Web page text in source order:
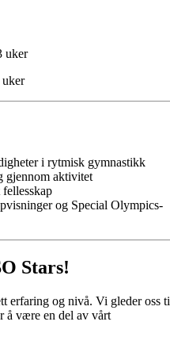
uker
uker
i rytmisk gymnastikk
gjennom aktivitet
og Special Olympics-
Stars!
erfaring og nivå. Vi gleder oss
å være en del av vårt